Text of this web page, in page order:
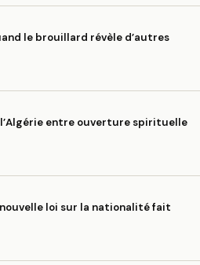
le brouillard révèle d’autres
l’Algérie entre ouverture spirituelle
loi sur la nationalité fait